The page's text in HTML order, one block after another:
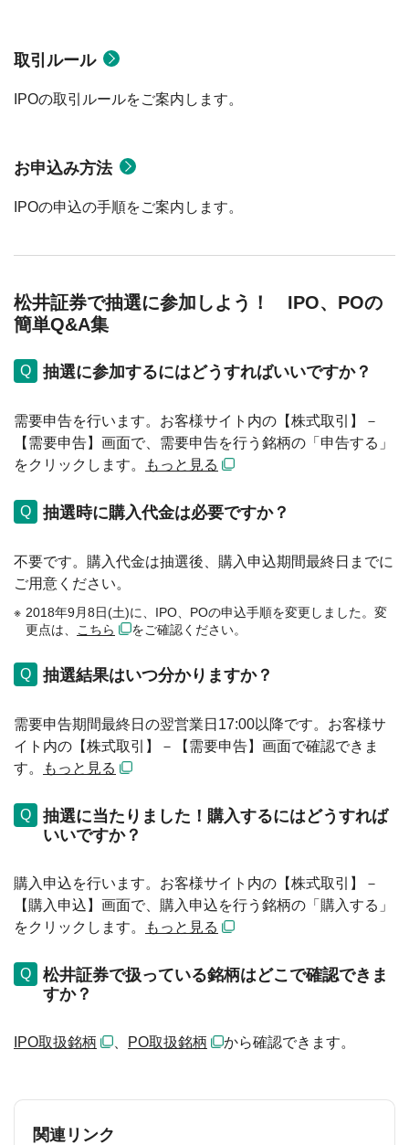
取引ルール
IPOの取引ルールをご案内します。
お申込み方法
IPOの申込の手順をご案内します。
松井証券で抽選に参加しよう！ IPO、POの
簡単Q&A集
抽選に参加するにはどうすればいいですか？
需要申告を行います。お客様サイト内の【株式取引】－
【需要申告】画面で、需要申告を行う銘柄の「申告する」
をクリックします。
もっと見る
抽選時に購入代金は必要ですか？
不要です。購入代金は抽選後、購入申込期間最終日までに
ご用意ください。
2018年9月8日(土)に、IPO、POの申込手順を変更しました。変
更点は、
こちら をご確認ください。
抽選結果はいつ分かりますか？
需要申告期間最終日の翌営業日17:00以降です。お客様サ
イト内の【株式取引】－【需要申告】画面で確認できま
す。
もっと見る
抽選に当たりました！購入するにはどうすれば
いいですか？
購入申込を行います。お客様サイト内の【株式取引】－
【購入申込】画面で、購入申込を行う銘柄の「購入する」
をクリックします。
もっと見る
松井証券で扱っている銘柄はどこで確認できま
すか？
IPO取扱銘柄 PO取扱銘柄 から確認できます。
関連リンク